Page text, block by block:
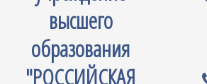
высшего
образования
"РОССИЙСКАЯ